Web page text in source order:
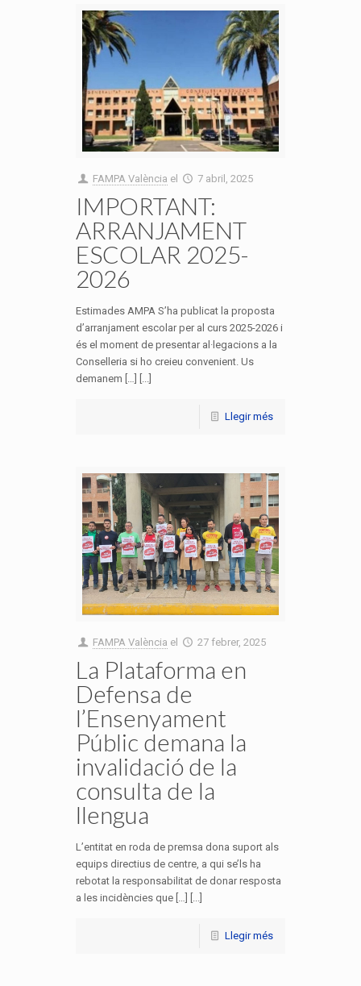
FAMPA València el 7 abril, 2025
IMPORTANT:
ARRANJAMENT
ESCOLAR 2025-
2026
Estimades AMPA S’ha publicat la proposta
d’arranjament escolar per al curs 2025-2026 i
és el moment de presentar al·legacions a la
Conselleria si ho creieu convenient. Us
demanem […] [...]
Llegir més
FAMPA València el 27 febrer, 2025
La Plataforma en
Defensa de
l’Ensenyament
Públic demana la
invalidació de la
consulta de la
llengua
L’entitat en roda de premsa dona suport als
equips directius de centre, a qui se’ls ha
rebotat la responsabilitat de donar resposta
a les incidències que […] [...]
Llegir més